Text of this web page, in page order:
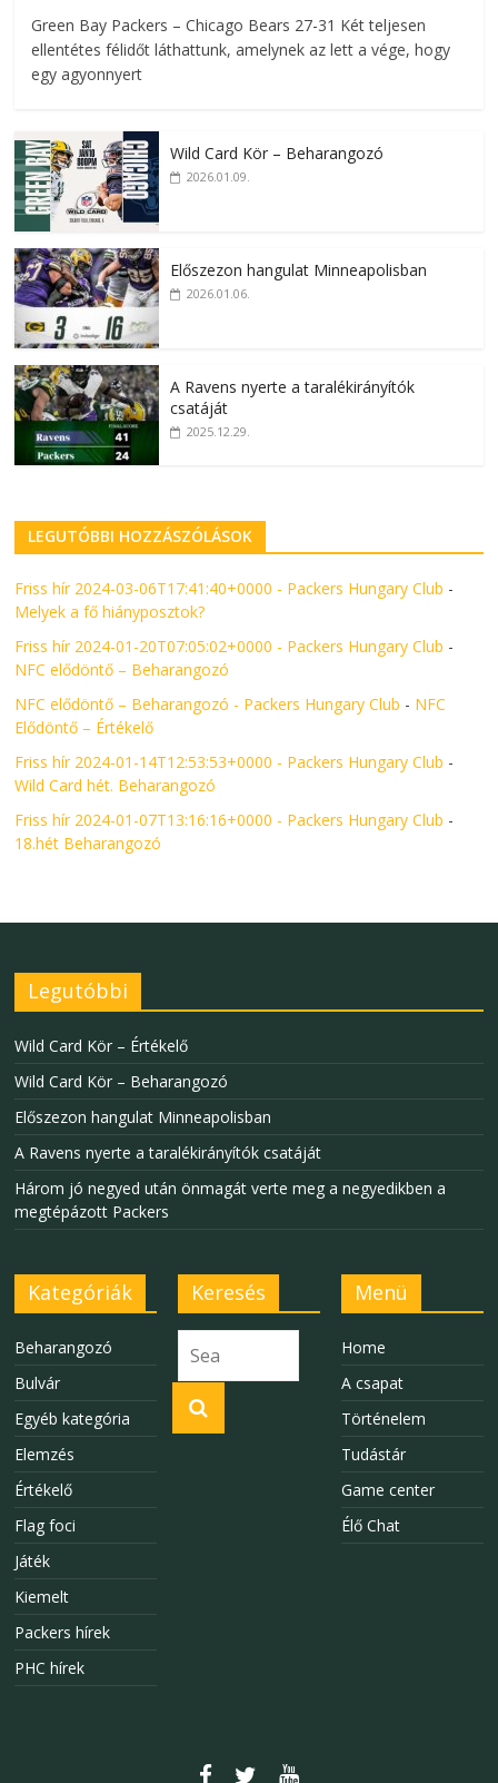
Green Bay Packers – Chicago Bears 27-31 Két teljesen
ellentétes félidőt láthattunk, amelynek az lett a vége, hogy
egy agyonnyert
Wild Card Kör – Beharangozó
2026.01.09.
Előszezon hangulat Minneapolisban
2026.01.06.
A Ravens nyerte a taralékirányítók
csatáját
2025.12.29.
LEGUTÓBBI HOZZÁSZÓLÁSOK
Friss hír 2024-03-06T17:41:40+0000 - Packers Hungary Club -
Melyek a fő hiányposztok?
Friss hír 2024-01-20T07:05:02+0000 - Packers Hungary Club -
NFC elődöntő – Beharangozó
NFC elődöntő – Beharangozó - Packers Hungary Club - NFC
Elődöntő – Értékelő
Friss hír 2024-01-14T12:53:53+0000 - Packers Hungary Club -
Wild Card hét. Beharangozó
Friss hír 2024-01-07T13:16:16+0000 - Packers Hungary Club -
18.hét Beharangozó
Legutóbbi
Wild Card Kör – Értékelő
Wild Card Kör – Beharangozó
Előszezon hangulat Minneapolisban
A Ravens nyerte a taralékirányítók csatáját
Három jó negyed után önmagát verte meg a negyedikben a
megtépázott Packers
Kategóriák
Beharangozó
Bulvár
Egyéb kategória
Elemzés
Értékelő
Flag foci
Játék
Kiemelt
Packers hírek
PHC hírek
Keresés Menü
Home
A csapat
Történelem
Tudástár
Game center
Élő Chat